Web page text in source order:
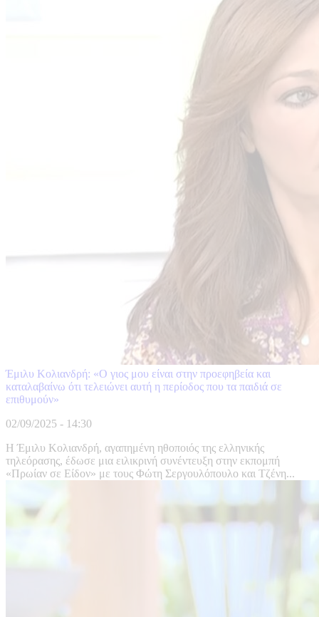
Έμιλυ Κολιανδρή: «Ο γιος μου είναι στην προεφηβεία και
καταλαβαίνω ότι τελειώνει αυτή η περίοδος που τα παιδιά σε
επιθυμούν»
02/09/2025 - 14:30
Η Έμιλυ Κολιανδρή, αγαπημένη ηθοποιός της ελληνικής
τηλεόρασης, έδωσε μια ειλικρινή συνέντευξη στην εκπομπή
«Πρωίαν σε Είδον» με τους Φώτη Σεργουλόπουλο και Τζένη...